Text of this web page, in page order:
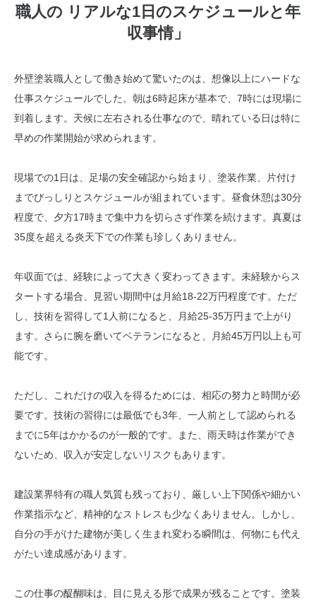
職人の リアルな1日のスケジュールと年
収事情」
外壁塗装職人として働き始めて驚いたのは、想像以上にハードな
仕事スケジュールでした。朝は6時起床が基本で、7時には現場に
到着します。天候に左右される仕事なので、晴れている日は特に
早めの作業開始が求められます。
現場での1日は、足場の安全確認から始まり、塗装作業、片付け
までびっしりとスケジュールが組まれています。昼食休憩は30分
程度で、夕方17時まで集中力を切らさず作業を続けます。真夏は
35度を超える炎天下での作業も珍しくありません。
年収面では、経験によって大きく変わってきます。未経験からス
タートする場合、見習い期間中は月給18-22万円程度です。ただ
し、技術を習得して1人前になると、月給25-35万円まで上がり
ます。さらに腕を磨いてベテランになると、月給45万円以上も可
能です。
ただし、これだけの収入を得るためには、相応の努力と時間が必
要です。技術の習得には最低でも3年、一人前として認められる
までに5年はかかるのが一般的です。また、雨天時は作業ができ
ないため、収入が安定しないリスクもあります。
建設業界特有の職人気質も残っており、厳しい上下関係や細かい
作業指示など、精神的なストレスも少なくありません。しかし、
自分の手がけた建物が美しく生まれ変わる瞬間は、何物にも代え
がたい達成感があります。
この仕事の醍醐味は、目に見える形で成果が残ることです。塗装